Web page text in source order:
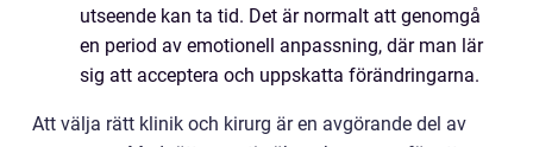
utseende kan ta tid. Det är normalt att genomgå
en period av emotionell anpassning, där man lär
sig att acceptera och uppskatta förändringarna.
Att välja rätt klinik och kirurg är en avgörande del av